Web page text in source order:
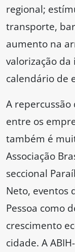
regional;
transporte,
aumento na
valorização
calendário de
A repercussão
entre os
também é
Associação
seccional
Neto, eventos
Pessoa como
crescimento
cidade. A